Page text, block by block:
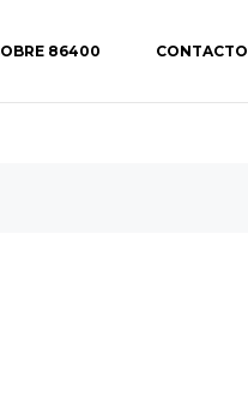
86400 CONTACTO